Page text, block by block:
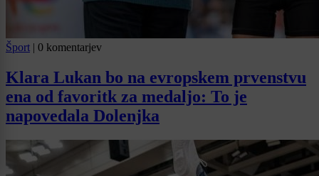
Šport | 0 komentarjev
Klara Lukan bo na evropskem prvenstvu
ena od favoritk za medaljo: To je
napovedala Dolenjka